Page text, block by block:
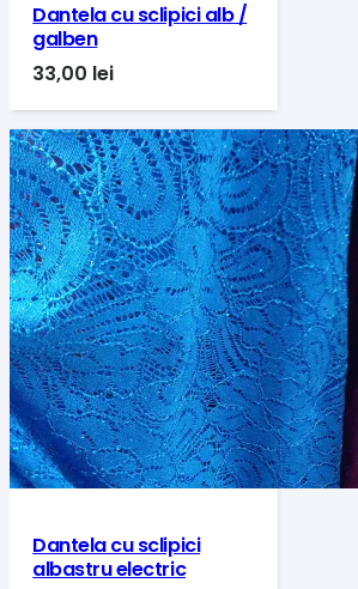
Dantela cu sclipici alb /
galben
33,00 lei
Dantela cu sclipici
albastru electric